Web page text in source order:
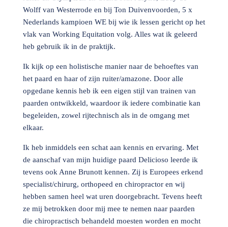
Wolff van Westerrode en bij Ton Duivenvoorden, 5 x
Nederlands kampioen WE bij wie ik lessen gericht op het
vlak van Working Equitation volg. Alles wat ik geleerd
heb gebruik ik in de praktijk.
Ik kijk op een holistische manier naar de behoeftes van
het paard en haar of zijn ruiter/amazone. Door alle
opgedane kennis heb ik een eigen stijl van trainen van
paarden ontwikkeld, waardoor ik iedere combinatie kan
begeleiden, zowel rijtechnisch als in de omgang met
elkaar.
Ik heb inmiddels een schat aan kennis en ervaring. Met
de aanschaf van mijn huidige paard Delicioso leerde ik
tevens ook Anne Brunott kennen. Zij is Europees erkend
specialist/chirurg, orthopeed en chiropractor en wij
hebben samen heel wat uren doorgebracht. Tevens heeft
ze mij betrokken door mij mee te nemen naar paarden
die chiropractisch behandeld moesten worden en mocht